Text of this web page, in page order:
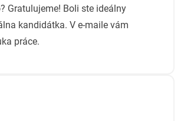
Gratulujeme! Boli ste ideálny
kandidátka. V e-maile vám
práce.